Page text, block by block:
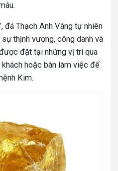
đá Thạch Anh Vàng tự nhiên
thịnh vượng, công danh và
đặt tại những vị trí qua
hoặc bàn làm việc để
Kim.